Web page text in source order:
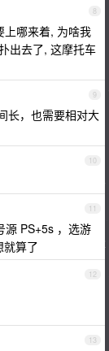
8
上哪来着, 为啥我
出去了, 这摩托车
9
长，也需要相对大
10
11
源 PS+5s ，选游
算了
12
13